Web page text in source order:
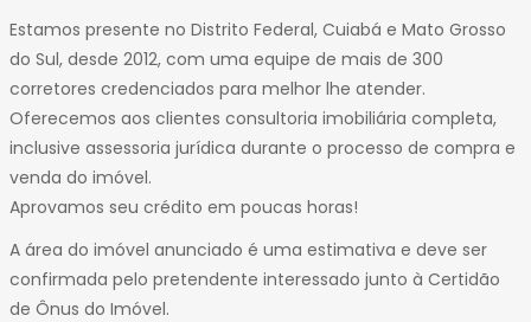
Estamos presente no Distrito Federal, Cuiabá e Mato Grosso
do Sul, desde 2012, com uma equipe de mais de 300
corretores credenciados para melhor lhe atender.
Oferecemos aos clientes consultoria imobiliária completa,
inclusive assessoria jurídica durante o processo de compra e
venda do imóvel.
Aprovamos seu crédito em poucas horas!
A área do imóvel anunciado é uma estimativa e deve ser
confirmada pelo pretendente interessado junto à Certidão
de Ônus do Imóvel.